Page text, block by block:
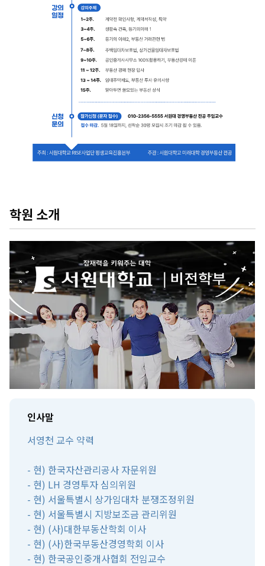
학원 소개
인사말
서영천 교수 약력
- 현) 한국자산관리공사 자문위원
- 현) LH 경영투자 심의위원
- 현) 서울특별시 상가임대차 분쟁조정위원
- 현) 서울특별시 지방보조금 관리위원
- 현) (사)대한부동산학회 이사
- 현) (사)한국부동산경영학회 이사
- 현) 한국공인중개사협회 전임교수